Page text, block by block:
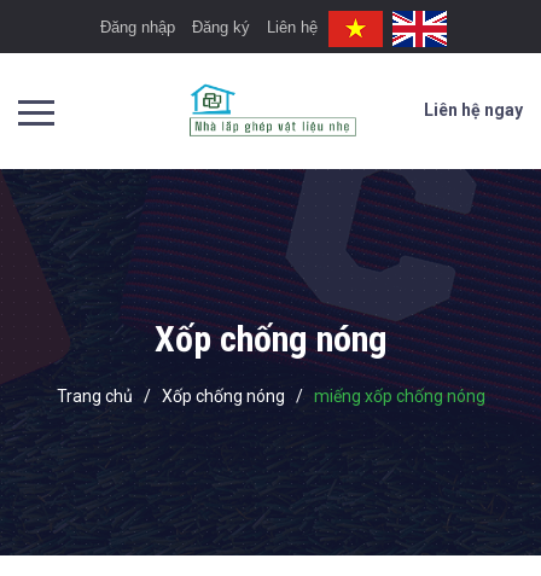
Đăng nhập Đăng ký Liên hệ
Liên hệ ngay
Xốp chống nóng
Trang chủ / Xốp chống nóng / miếng xốp chống nóng